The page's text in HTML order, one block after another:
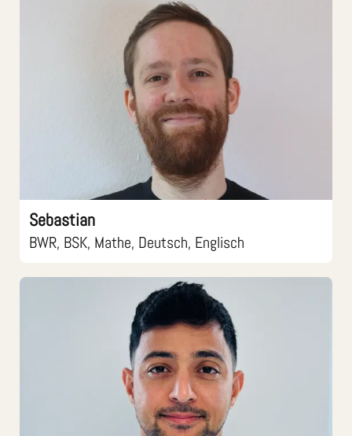
Sebastian
BWR, BSK, Mathe, Deutsch, Englisch